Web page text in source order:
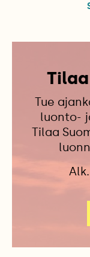
Tue
luonto-
Tilaa